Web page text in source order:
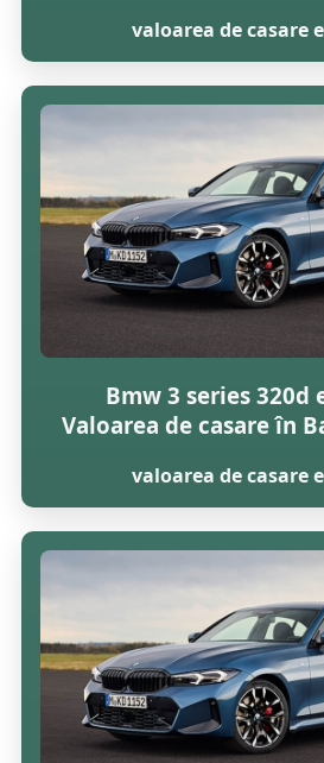
valoarea de casare
Bmw 3 series 320d
Valoarea de casare în
valoarea de casare